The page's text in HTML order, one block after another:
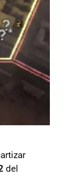
del